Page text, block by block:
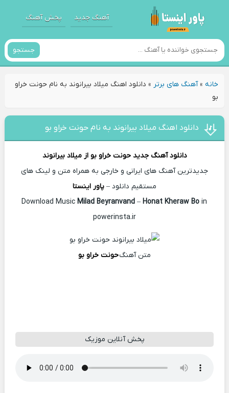
آهنگ جدید پخش آهنگ
جستجو
خانه»آهنگ های برتر » دانلود اهنگ میلاد بیرانوند به نام حونت خراو
بو
دانلود اهنگ میلاد بیرانوند به نام حونت خراو بو
دانلود آهنگ جدید حونت خراو بو ازمیلاد بیرانوند
جدیدترین آهنگ های ایرانی و خارجی به همراه متن و لینک های
مستقیم دانلود – پاور اینستا
Milad Beyranvand – Honat Kheraw Bo in
powerinsta.ir
متن آهنگحونت خراو بو
پخش آنلاین موزیک